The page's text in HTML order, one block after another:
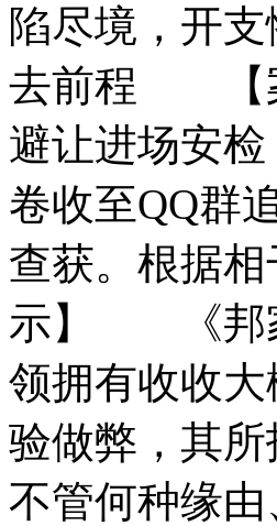
陷尽境，开
去前程 【
避让进场安
卷收至QQ群
查获。根据
示】 《邦家
领拥有收收
验做弊，其
不管何种缘